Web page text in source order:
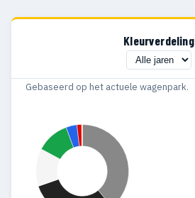
Kleurverdeling
Gebaseerd op het actuele wagenpark.